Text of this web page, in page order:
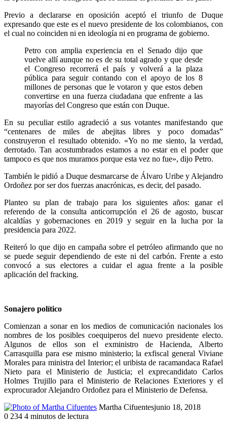
Previo a declararse en oposición aceptó el triunfo de Duque
expresando que este es el nuevo presidente de los colombianos, con
el cual no coinciden ni en ideología ni en programa de gobierno.
Petro con amplia experiencia en el Senado dijo que
vuelve allí aunque no es de su total agrado y que desde
el Congreso recorrerá el país y volverá a la plaza
pública para seguir contando con el apoyo de los 8
millones de personas que le votaron y que estos deben
convertirse en una fuerza ciudadana que enfrente a las
mayorías del Congreso que están con Duque.
En su peculiar estilo agradeció a sus votantes manifestando que
“centenares de miles de abejitas libres y poco domadas”
construyeron el resultado obtenido. «Yo no me siento, la verdad,
derrotado. Tan acostumbrados estamos a no estar en el poder que
tampoco es que nos muramos porque esta vez no fue», dijo Petro.
También le pidió a Duque desmarcarse de Álvaro Uribe y Alejandro
Ordoñez por ser dos fuerzas anacrónicas, es decir, del pasado.
Planteo su plan de trabajo para los siguientes años: ganar el
referendo de la consulta anticorrupción el 26 de agosto, buscar
alcaldías y gobernaciones en 2019 y seguir en la lucha por la
presidencia para 2022.
Reiteró lo que dijo en campaña sobre el petróleo afirmando que no
se puede seguir dependiendo de este ni del carbón. Frente a esto
convocó a sus electores a cuidar el agua frente a la posible
aplicación del fracking.
Sonajero político
Comienzan a sonar en los medios de comunicación nacionales los
nombres de los posibles coequiperos del nuevo presidente electo.
Algunos de ellos son el exministro de Hacienda, Alberto
Carrasquilla para ese mismo ministerio; la exfiscal general Viviane
Morales para ministra del Interior; el uribista de racamandaca Rafael
Nieto para el Ministerio de Justicia; el exprecandidato Carlos
Holmes Trujillo para el Ministerio de Relaciones Exteriores y el
exprocurador Alejandro Ordoñez para el Ministerio de Defensa.
Martha Cifuentesjunio 18, 2018
0 234 4 minutos de lectura